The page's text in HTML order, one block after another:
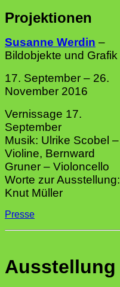
Projektionen
Susanne Werdin –
Bildobjekte und Grafik
17. September – 26.
November 2016
Vernissage 17.
September
Musik: Ulrike Scobel –
Violine, Bernward
Gruner – Violoncello
Worte zur Ausstellung:
Knut Müller
Presse
Ausstellung